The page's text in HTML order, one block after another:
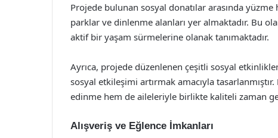
Projede bulunan sosyal donatılar arasında
parklar ve dinlenme alanları yer almaktadır. Bu
aktif bir yaşam sürmelerine olanak tanımaktadır.
Ayrıca, projede düzenlenen çeşitli sosyal
sosyal etkileşimi artırmak amacıyla
edinme hem de aileleriyle birlikte kaliteli zaman
Alışveriş ve Eğlence İmkanları